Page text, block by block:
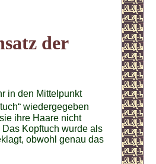
der
in den Mittelpunkt
wiedergegeben
ihre Haare nicht
Kopftuch wurde als
obwohl genau das